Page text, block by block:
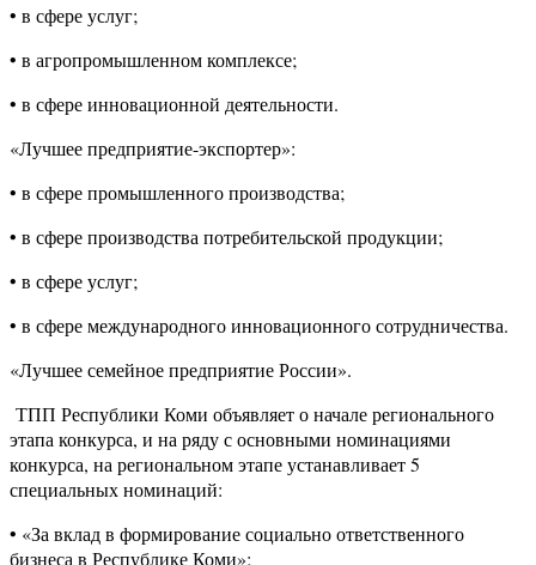
• в сфере услуг;
• в агропромышленном комплексе;
• в сфере инновационной деятельности.
«Лучшее предприятие-экспортер»:
• в сфере промышленного производства;
• в сфере производства потребительской продукции;
• в сфере услуг;
• в сфере международного инновационного сотрудничества.
«Лучшее семейное предприятие России».
ТПП Республики Коми объявляет о начале регионального
этапа конкурса, и на ряду с основными номинациями
конкурса, на региональном этапе устанавливает 5
специальных номинаций:
• «За вклад в формирование социально ответственного
бизнеса в Республике Коми»;